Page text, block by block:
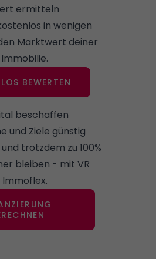
ermitteln
in wenigen
Marktwert deiner
Immobilie.
BEWERTEN
beschaffen
und Ziele günstig
trotzdem zu 100%
bleiben - mit VR
Immoflex.